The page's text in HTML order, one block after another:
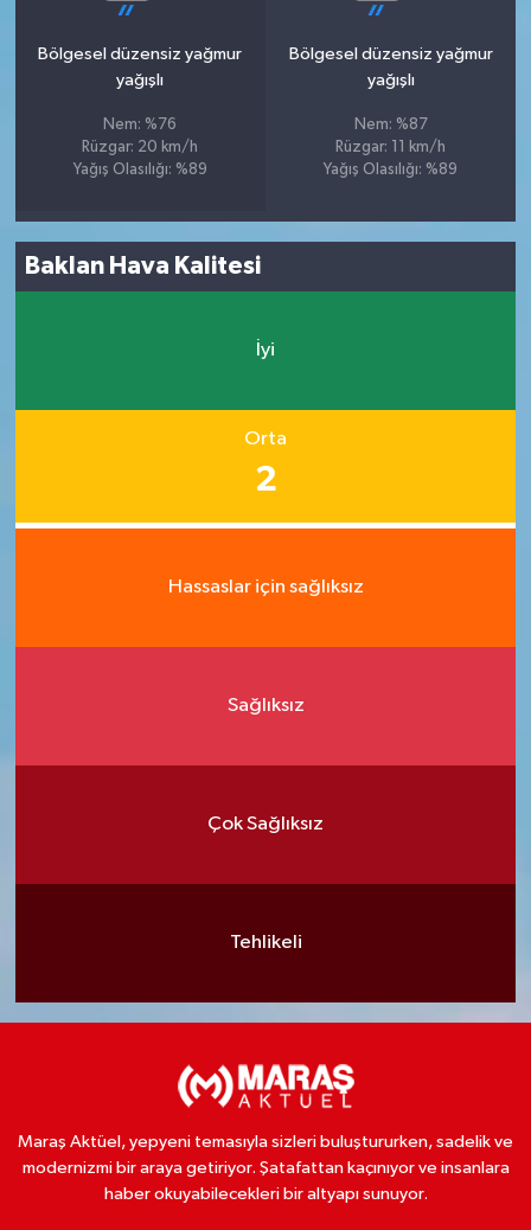
Bölgesel düzensiz yağmur
yağışlı
Nem: %76
Rüzgar: 20 km/h
Yağış Olasılığı: %89
Bölgesel düzensiz yağmur
yağışlı
Nem: %87
Rüzgar: 11 km/h
Yağış Olasılığı: %89
Baklan Hava Kalitesi
İyi
Orta
2
Hassaslar için sağlıksız
Sağlıksız
Çok Sağlıksız
Tehlikeli
Maraş Aktüel, yepyeni temasıyla sizleri buluştururken, sadelik ve
modernizmi bir araya getiriyor. Şatafattan kaçınıyor ve insanlara
haber okuyabilecekleri bir altyapı sunuyor.